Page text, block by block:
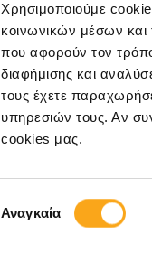
Χρησιμοποιούμε
κοινωνικών μέσων και
που αφορούν τον
διαφήμισης και
τους έχετε
υπηρεσιών τους. Αν
cookies μας.
συγκατάθεσης
Αναγκαία